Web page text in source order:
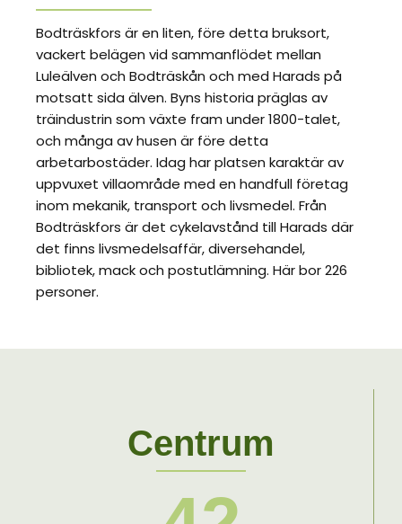
Bodträskfors är en liten, före detta bruksort,
vackert belägen vid sammanflödet mellan
Luleälven och Bodträskån och med Harads på
motsatt sida älven. Byns historia präglas av
träindustrin som växte fram under 1800-talet,
och många av husen är före detta
arbetarbostäder. Idag har platsen karaktär av
uppvuxet villaområde med en handfull företag
inom mekanik, transport och livsmedel. Från
Bodträskfors är det cykelavstånd till Harads där
det finns livsmedelsaffär, diversehandel,
bibliotek, mack och postutlämning. Här bor 226
personer.
Centrum